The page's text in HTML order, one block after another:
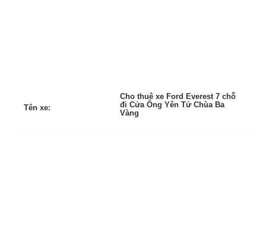
Tên xe:
Cho thuê xe Ford Everest 7 chỗ
đi Cửa Ông Yên Tử Chùa Ba
Vàng